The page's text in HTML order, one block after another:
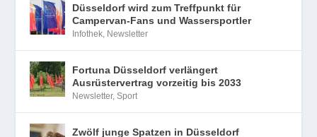
Düsseldorf wird zum Treffpunkt für
Campervan-Fans und Wassersportler
Infothek, Newsletter
Fortuna Düsseldorf verlängert
Ausrüstervertrag vorzeitig bis 2033
Newsletter,Sport
Zwölf junge Spatzen in Düsseldorf